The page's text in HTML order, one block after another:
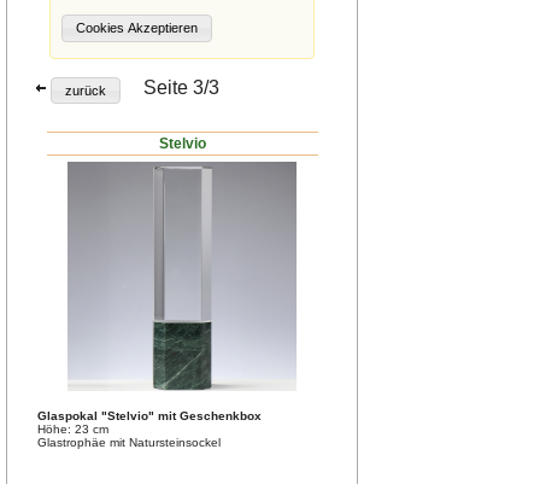
Seite 3/3
Stelvio
Glaspokal "Stelvio" mit Geschenkbox
Höhe: 23 cm
Glastrophäe mit Natursteinsockel